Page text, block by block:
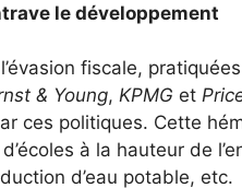
le développement
fiscale,
& Young, KPMG et
ces politiques. Cette
d’écoles à la hauteur de
d’eau potable, etc.